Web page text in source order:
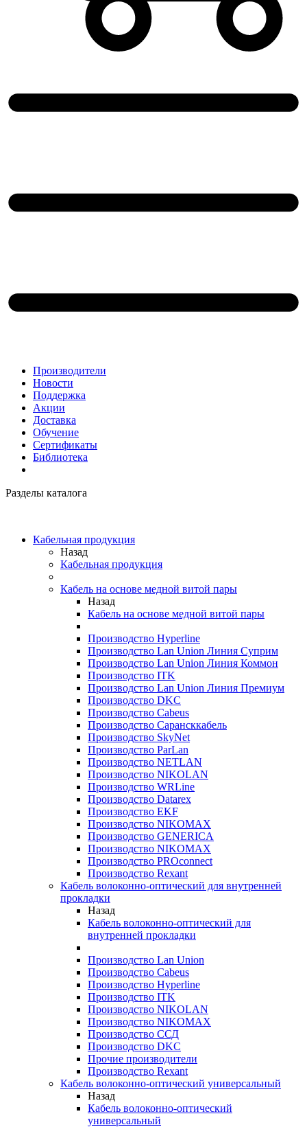
Производители
Новости
Поддержка
Акции
Доставка
Обучение
Сертификаты
Библиотека
Разделы каталога
Кабельная продукция
Назад
Кабельная продукция
Кабель на основе медной витой пары
Назад
Кабель на основе медной витой пары
Производство Hyperline
Производство Lan Union Линия Суприм
Производство Lan Union Линия Коммон
Производство ITK
Производство Lan Union Линия Премиум
Производство DKC
Производство Cabeus
Производство Сарансккабель
Производство SkyNet
Производство ParLan
Производство NETLAN
Производство NIKOLAN
Производство WRLine
Производство Datarex
Производство EKF
Производство NIKOMAX
Производство GENERICA
Производство NIKOMAX
Производство PROconnect
Производство Rexant
Кабель волоконно-оптический для внутренней
прокладки
Назад
Кабель волоконно-оптический для
внутренней прокладки
Производство Lan Union
Производство Cabeus
Производство Hyperline
Производство ITK
Производство NIKOLAN
Производство NIKOMAX
Производство ССД
Производство DKC
Прочие производители
Производство Rexant
Кабель волоконно-оптический универсальный
Назад
Кабель волоконно-оптический
универсальный